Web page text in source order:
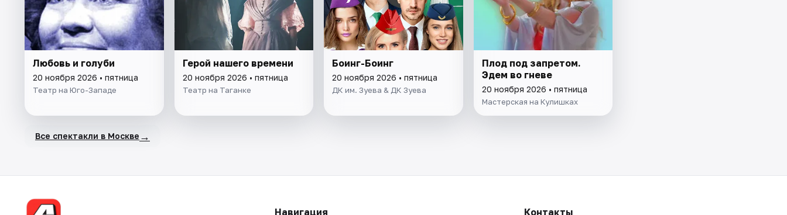
Любовь и голуби
20 ноября 2026 • пятница
Театр на Юго-Западе
Герой нашего времени
20 ноября 2026 • пятница
Театр на Таганке
Боинг-Боинг
20 ноября 2026 • пятница
ДК им. Зуева & ДК Зуева
Плод под запретом.
Эдем во гневе
20 ноября 2026 • пятница
Мастерская на Кулишках
Все спектакли в Москве →
Навигация Контакты